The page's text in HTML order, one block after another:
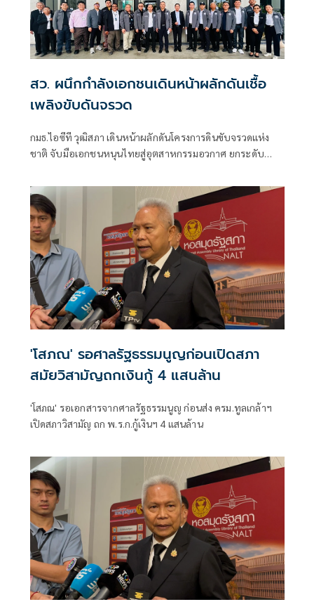
สว. ผนึกกำลังเอกชนเดินหน้าผลักดันเชื้อ
เพลิงขับดันจรวด
กมธ.ไอซีที วุฒิสภา เดินหน้าผลักดันโครงการดินขับจรวดแห่ง
ชาติ จับมือเอกชนหนุนไทยสู่อุตสาหกรรมอวกาศ ยกระดับ
'โสภณ' รอศาลรัฐธรรมนูญก่อนเปิดสภา
สมัยวิสามัญถกเงินกู้ 4 แสนล้าน
'โสภณ' รอเอกสารจากศาลรัฐธรรมนูญ ก่อนส่ง ครม.ทูลเกล้าฯ
เปิดสภาวิสามัญ ถก พ.ร.ก.กู้เงินฯ 4 แสนล้าน